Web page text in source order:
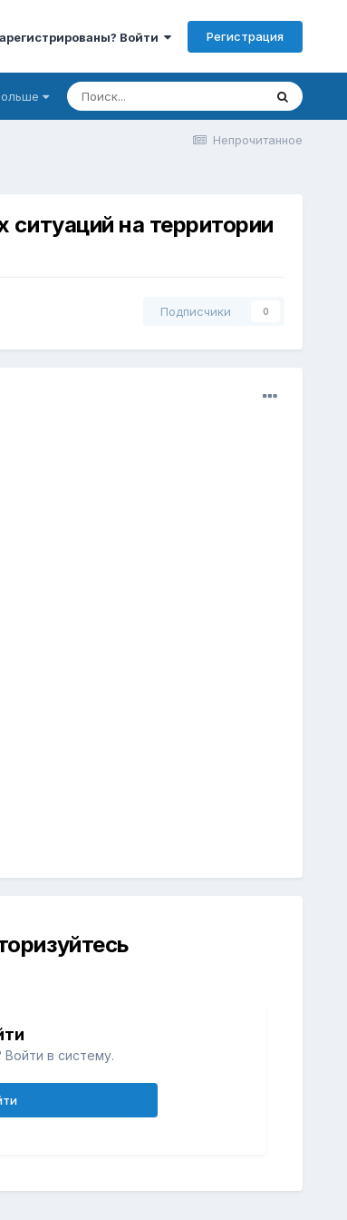
Войти Регистрация
Непрочитанное
на территории
Подписчики 0
Войти в систему.